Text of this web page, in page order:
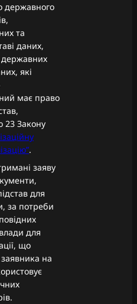
державного
та
даних,
які
має право
23 Закону
.
заяву
для
за потреби
для
що
на